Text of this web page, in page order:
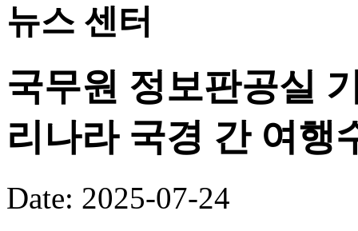
뉴스 센터
국무원 정보판공실
리나라 국경 간 여행
Date: 2025-07-24